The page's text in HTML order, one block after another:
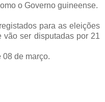
o Governo guineense.
para as eleições
vão ser disputadas por 21
08 de março.